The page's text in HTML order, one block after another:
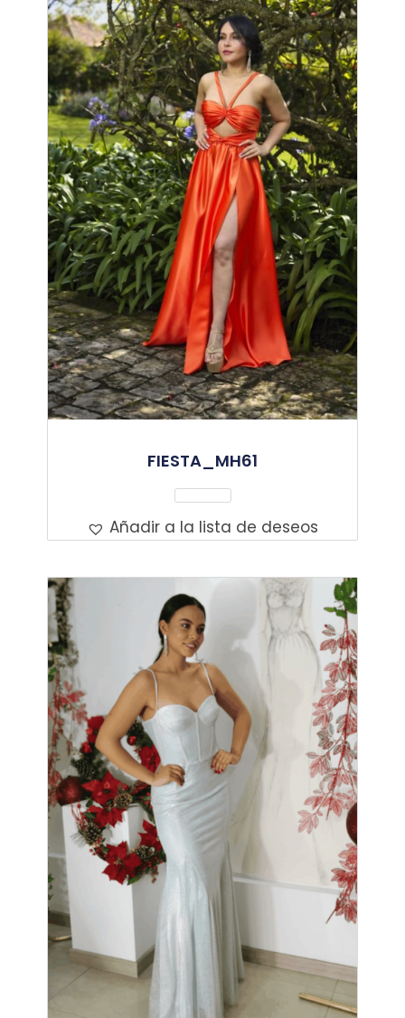
FIESTA_MH61
Leer Más
Añadir a la lista de deseos